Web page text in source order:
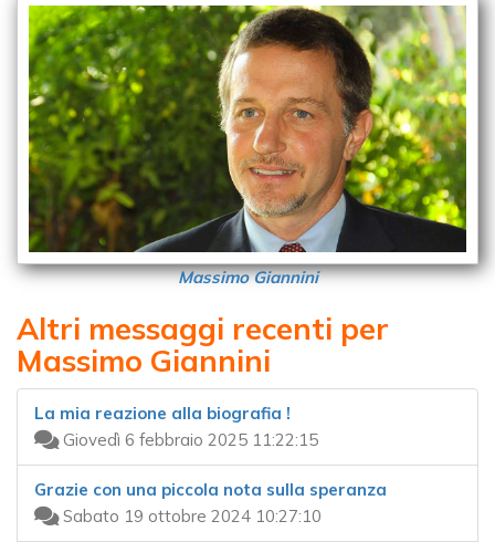
Massimo Giannini
Altri messaggi recenti per
Massimo Giannini
La mia reazione alla biografia !
Giovedì 6 febbraio 2025 11:22:15
Grazie con una piccola nota sulla speranza
Sabato 19 ottobre 2024 10:27:10